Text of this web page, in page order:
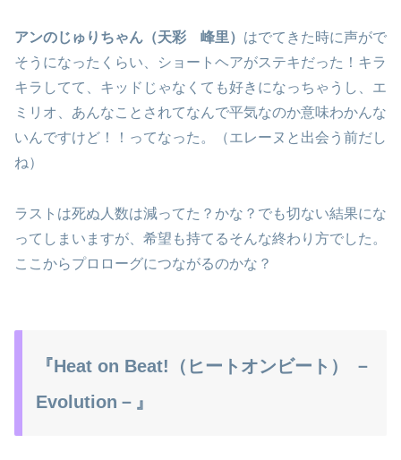
アンのじゅりちゃん（天彩 峰里） はでてきた時に声がで
そうになったくらい、ショートヘアがステキだった！キラ
キラしてて、キッドじゃなくても好きになっちゃうし、エ
ミリオ、あんなことされてなんで平気なのか意味わかんな
いんですけど！！ってなった。（エレーヌと出会う前だし
ね）
ラストは死ぬ人数は減ってた？かな？でも切ない結果にな
ってしまいますが、希望も持てるそんな終わり方でした。
ここからプロローグにつながるのかな？
『Heat on Beat!（ヒートオンビート） －
Evolution－』